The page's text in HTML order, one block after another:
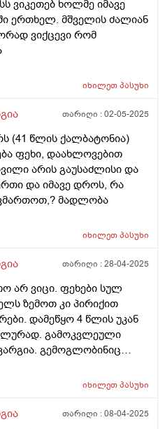
ვიკეთებ ხოლმე იმავე
ერთხელ. მშველის ძალიან
ვიქცევი რომ
იხილეთპასუხი
თარიღი :02-05-2025
(41 წლის ქალბატონია)
ფეხი, დაახლოვებით
არის გაუსაძლისი და
და იმავე დროს, რა
მადლობა
იხილეთპასუხი
თარიღი :28-04-2025
არ ვიცი. ფეხები სულ
ზემოთ კი პირიქით
დამეწყო 4 წლის უკან
გამოკვლეული
გემოგლობინიც
იხილეთპასუხი
თარიღი :08-04-2025